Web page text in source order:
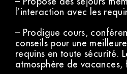
l’interaction avec les
– Prodigue cours,
conseils pour une
requins en toute sécurité.
atmosphère de